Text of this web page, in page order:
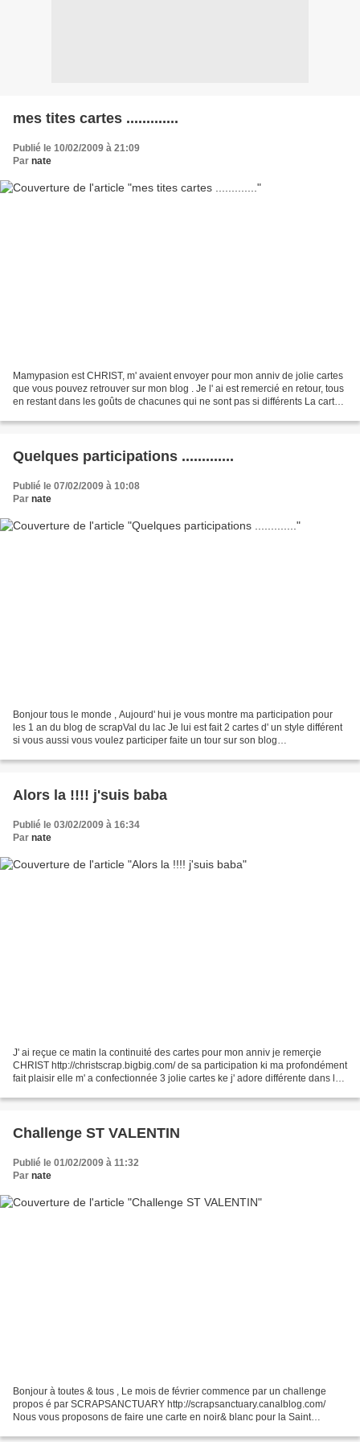
mes tites cartes .............
Publié le 10/02/2009 à 21:09
Par nate
Mamypasion est CHRIST, m' avaient envoyer pour mon anniv de jolie cartes
que vous pouvez retrouver sur mon blog . Je l' ai est remercié en retour, tous
en restant dans les goûts de chacunes qui ne sont pas si différents La carte
Quelques participations .............
Publié le 07/02/2009 à 10:08
Par nate
Bonjour tous le monde , Aujourd' hui je vous montre ma participation pour
les 1 an du blog de scrapVal du lac Je lui est fait 2 cartes d' un style différent
si vous aussi vous voulez participer faite un tour sur son blog
Alors la !!!! j'suis baba
Publié le 03/02/2009 à 16:34
Par nate
J' ai reçue ce matin la continuité des cartes pour mon anniv je remerçie
CHRIST http://christscrap.bigbig.com/ de sa participation ki ma profondément
fait plaisir elle m' a confectionnée 3 jolie cartes ke j' adore différente dans le
Challenge ST VALENTIN
Publié le 01/02/2009 à 11:32
Par nate
Bonjour à toutes & tous , Le mois de février commence par un challenge
propos é par SCRAPSANCTUARY http://scrapsanctuary.canalblog.com/
Nous vous proposons de faire une carte en noir& blanc pour la Saint